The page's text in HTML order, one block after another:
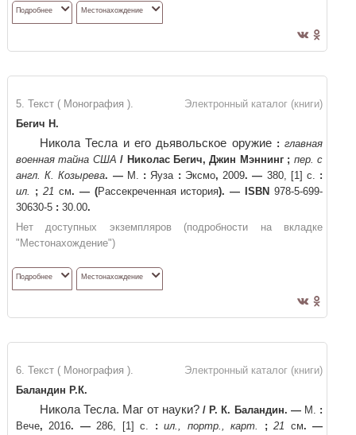
Подробнее Местонахождение
Электронный каталог (книги)
5. Текст ( Монография ).
Бегич Н.
Никола Тесла и его дьявольское оружие : главная
военная тайна США / Николас Бегич, Джин Мэннинг ; пер. с
англ. К. Козырева. —М. : Яуза : Эксмо, 2009. — 380, [1] с. :
ил. ; 21 см. — (Рассекреченная история). — ISBN 978-5-699-
30630-5 : 30.00.
Нет доступных экземпляров (подробности на вкладке
"Местонахождение")
Подробнее Местонахождение
Электронный каталог (книги)
6. Текст ( Монография ).
Баландин Р.К.
Никола Тесла. Маг от науки? / Р. К. Баландин. —М. :
Вече, 2016. —286, [1] с. : ил., портр., карт. ; 21 см. —